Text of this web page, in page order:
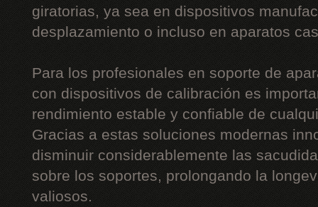
giratorias, ya sea en dispositivos
desplazamiento o incluso en aparatos
Para los profesionales en soporte de
con dispositivos de calibración es
rendimiento estable y confiable de
Gracias a estas soluciones modernas
disminuir considerablemente las
sobre los soportes, prolongando la
valiosos.